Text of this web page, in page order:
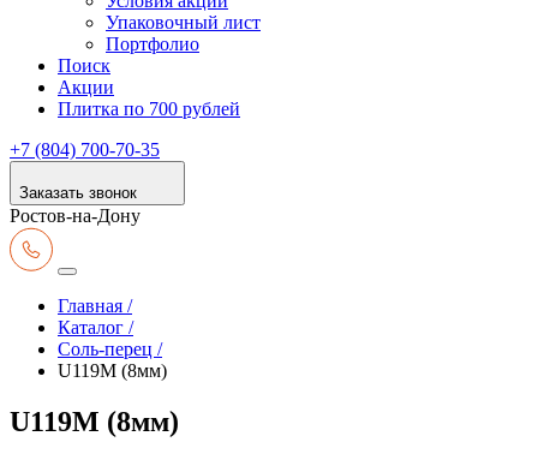
Упаковочный лист
Портфолио
Поиск
Акции
Плитка по 700 рублей
+7 (804) 700-70-35
Заказать звонок
Ростов-на-Дону
Главная /
Каталог /
Соль-перец /
U119M (8мм)
U119M (8мм)